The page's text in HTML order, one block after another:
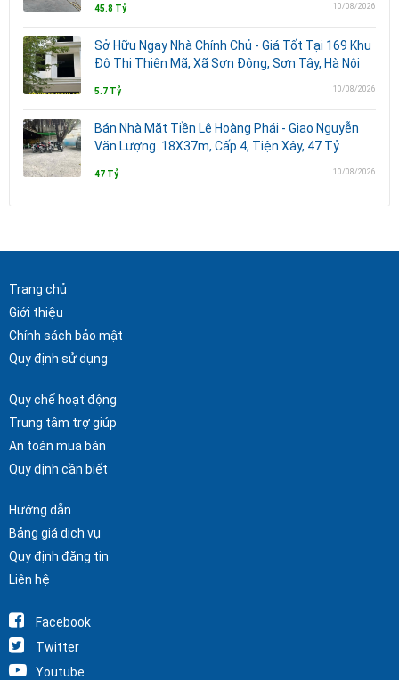
45.8 Tỷ 10/08/2026
Sở Hữu Ngay Nhà Chính Chủ - Giá Tốt Tại 169 Khu
Đô Thị Thiên Mã, Xã Sơn Đông, Sơn Tây, Hà Nội
5.7 Tỷ 10/08/2026
Bán Nhà Mặt Tiền Lê Hoàng Phái - Giao Nguyễn
Văn Lượng. 18X37m, Cấp 4, Tiện Xây, 47 Tỷ
47 Tỷ 10/08/2026
Trang chủ
Giới thiệu
Chính sách bảo mật
Quy định sử dụng
Quy chế hoạt động
Trung tâm trợ giúp
An toàn mua bán
Quy định cần biết
Hướng dẫn
Bảng giá dịch vụ
Quy định đăng tin
Liên hệ
Facebook
Twitter
Youtube